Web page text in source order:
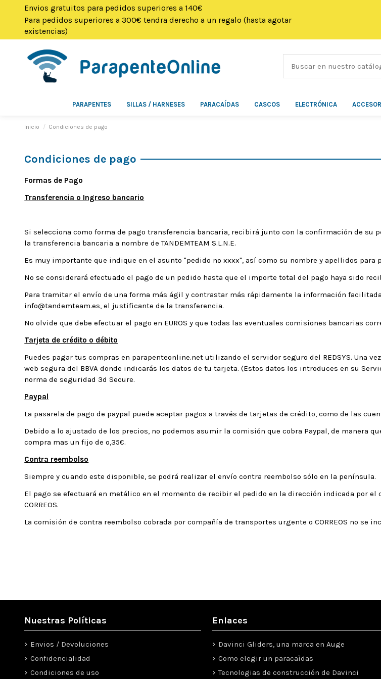
Envios gratuitos para pedidos superiores a 140€
Para pedidos superiores a 300€ tendra derecho a un regalo (hasta agotar
existencias)
PARAPENTES SILLAS / HARNESES PARACAÍDAS CASCOS ELECTRÓNICA
Inicio Condiciones de pago
Condiciones de pago
Formas de Pago
Transferencia o Ingreso bancario
Si selecciona como forma de pago transferencia bancaria, recibirá junto con la confirmación de su
la transferencia bancaria a nombre de TANDEMTEAM S.L.N.E.
Es muy importante que indique en el asunto "pedido nº xxxx", así como su nombre y apellidos para
No se considerará efectuado el pago de un pedido hasta que el importe total del pago haya sido
Para tramitar el envío de una forma más ágil y contrastar más rápidamente la información
info@tandemteam.es, el justificante de la transferencia.
No olvide que debe efectuar el pago en EUROS y que todas las eventuales comisiones bancarias
Tarjeta de crédito o débito
Puedes pagar tus compras en parapenteonline.net utilizando el servidor seguro del REDSYS. Una
web segura del BBVA donde indicarás los datos de tu tarjeta. (Estos datos los introduces en su
norma de seguridad 3d Secure.
Paypal
La pasarela de pago de paypal puede aceptar pagos a través de tarjetas de crédito, como de las
Debido a lo ajustado de los precios, no podemos asumir la comisión que cobra Paypal, de manera
compra mas un fijo de o,35€.
Contra reembolso
Siempre y cuando este disponible, se podrá realizar el envío contra reembolso sólo en la península.
El pago se efectuará en metálico en el momento de recibir el pedido en la dirección indicada por
CORREOS.
La comisión de contra reembolso cobrada por compañía de transportes urgente o CORREOS no se
Nuestras Políticas
Envios / Devoluciones
Confidencialidad
Condiciones de uso
Enlaces
Davinci Gliders, una marca en Auge
Como elegir un paracaìdas
Tecnologias de construcción de Davinci